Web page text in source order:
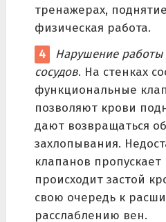
тренажерах,
физическая работа.
Нарушение работы
сосудов. На стенках
функциональные
позволяют крови
дают возвращаться
захлопывания.
клапанов
происходит застой
свою очередь к
расслаблению вен.